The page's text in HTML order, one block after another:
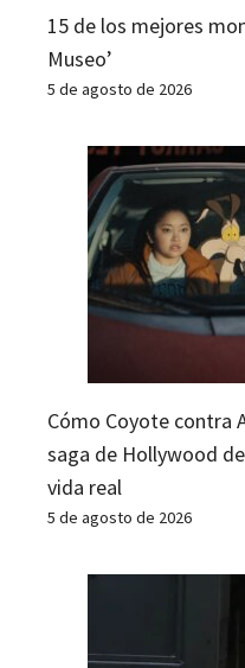
15 de los mejores
Museo’
5 de agosto de 2026
Cómo Coyote contra
saga de Hollywood
vida real
5 de agosto de 2026